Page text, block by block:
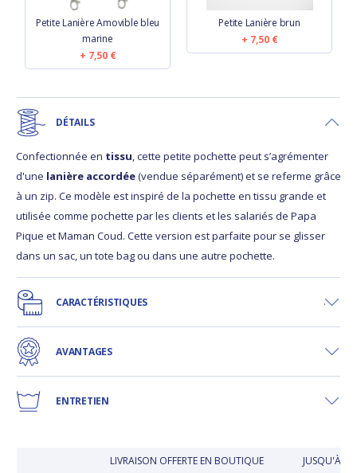
Petite Lanière Amovible bleu
marine
7,50 €
Petite Lanière brun
7,50 €
DÉTAILS
Confectionnée en tissu, cette petite pochette peut s’agrémenter
d'une lanière accordée(vendue séparément) et se referme grâce
à un zip. Ce modèle est inspiré de la pochette en tissu grande et
utilisée comme pochette par les clients et les salariés de Papa
Pique et Maman Coud. Cette version est parfaite pour se glisser
dans un sac, un tote bag ou dans une autre pochette.
CARACTÉRISTIQUES
AVANTAGES
ENTRETIEN
LIVRAISON OFFERTE EN BOUTIQUE JUSQU'À 30